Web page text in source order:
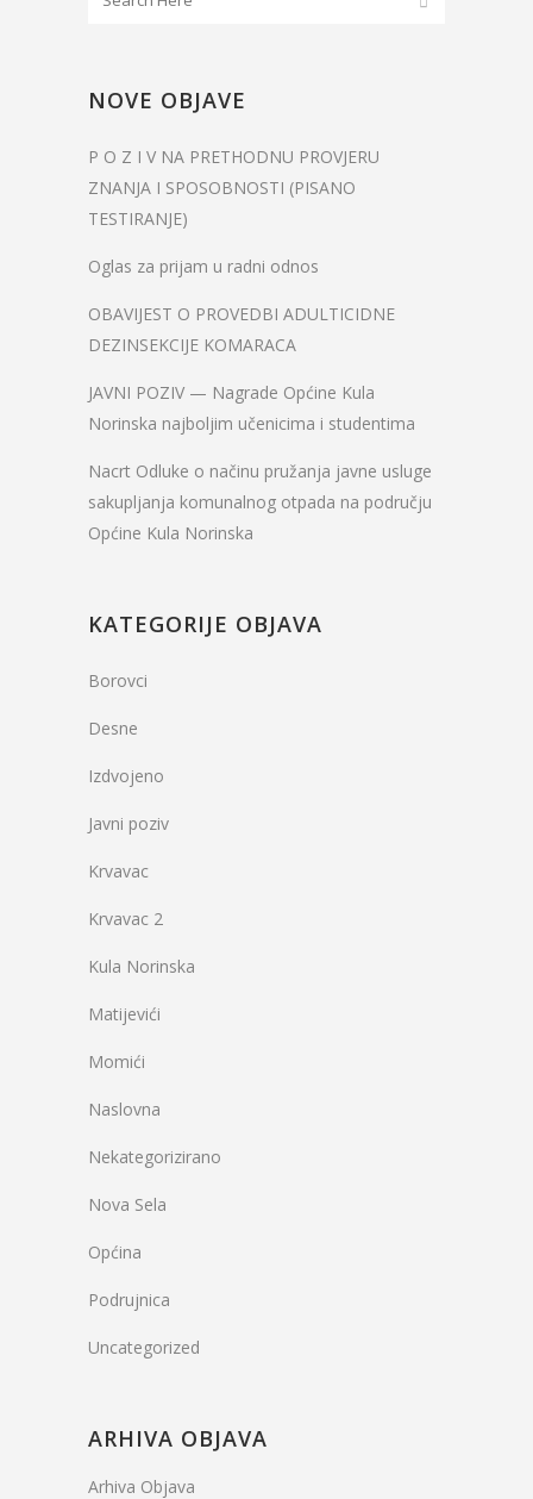
NOVE OBJAVE
P O Z I V NA PRETHODNU PROVJERU
ZNANJA I SPOSOBNOSTI (PISANO
TESTIRANJE)
Oglas za prijam u radni odnos
OBAVIJEST O PROVEDBI ADULTICIDNE
DEZINSEKCIJE KOMARACA
JAVNI POZIV — Nagrade Općine Kula
Norinska najboljim učenicima i studentima
Nacrt Odluke o načinu pružanja javne usluge
sakupljanja komunalnog otpada na području
Općine Kula Norinska
KATEGORIJE OBJAVA
Borovci
Desne
Izdvojeno
Javni poziv
Krvavac
Krvavac 2
Kula Norinska
Matijevići
Momići
Naslovna
Nekategorizirano
Nova Sela
Općina
Podrujnica
Uncategorized
ARHIVA OBJAVA
Arhiva Objava